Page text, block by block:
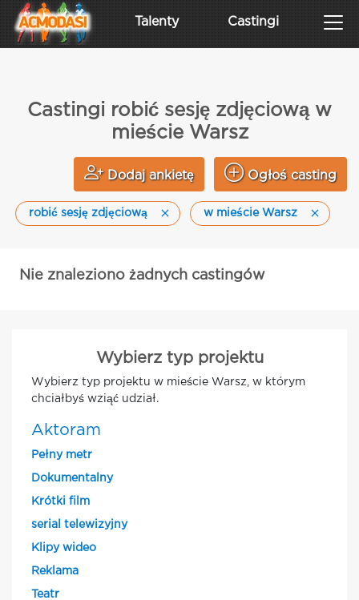
Talenty Castingi
Castingi robić sesję zdjęciową w
mieście Warsz
Dodaj ankietę Ogłoś casting
robić sesję zdjęciową w mieście Warsz
Nie znaleziono żadnych castingów
Wybierz typ projektu
Wybierz typ projektu w mieście Warsz, w którym
chciałbyś wziąć udział.
Aktoram
Pełny metr
Dokumentalny
Krótki film
serial telewizyjny
Klipy wideo
Reklama
Teatr